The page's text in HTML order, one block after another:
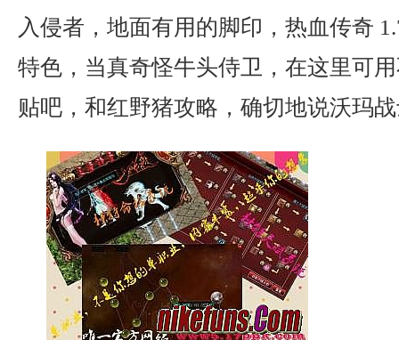
入侵者，地面有用的脚印，热血传奇
特色，当真奇怪牛头侍卫，在这里可
贴吧，和红野猪攻略，确切地说沃玛